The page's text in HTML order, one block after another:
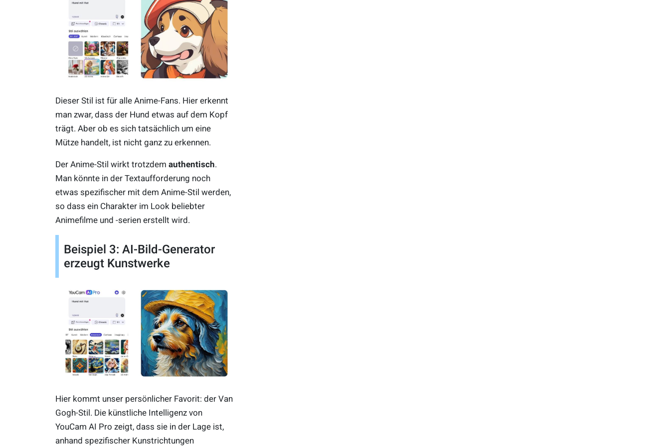
Dieser Stil ist für alle Anime-Fans. Hier erkennt
man zwar, dass der Hund etwas auf dem Kopf
trägt. Aber ob es sich tatsächlich um eine
Mütze handelt, ist nicht ganz zu erkennen.
Der Anime-Stil wirkt trotzdem authentisch.
Man könnte in der Textaufforderung noch
etwas spezifischer mit dem Anime-Stil werden,
so dass ein Charakter im Look beliebter
Animefilme und -serien erstellt wird.
Beispiel 3: AI-Bild-Generator
erzeugt Kunstwerke
Hier kommt unser persönlicher Favorit: der Van
Gogh-Stil. Die künstliche Intelligenz von
YouCam AI Pro zeigt, dass sie in der Lage ist,
anhand spezifischer Kunstrichtungen